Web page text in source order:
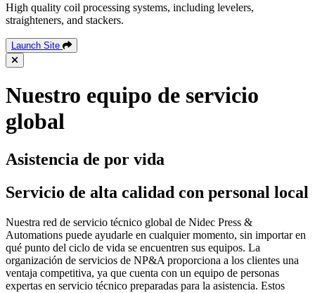
High quality coil processing systems, including levelers,
straighteners, and stackers.
Launch Site
Nuestro equipo de servicio
global
Asistencia de por vida
Servicio de alta calidad con personal local
Nuestra red de servicio técnico global de Nidec Press &
Automations puede ayudarle en cualquier momento, sin importar en
qué punto del ciclo de vida se encuentren sus equipos. La
organización de servicios de NP&A proporciona a los clientes una
ventaja competitiva, ya que cuenta con un equipo de personas
expertas en servicio técnico preparadas para la asistencia. Estos